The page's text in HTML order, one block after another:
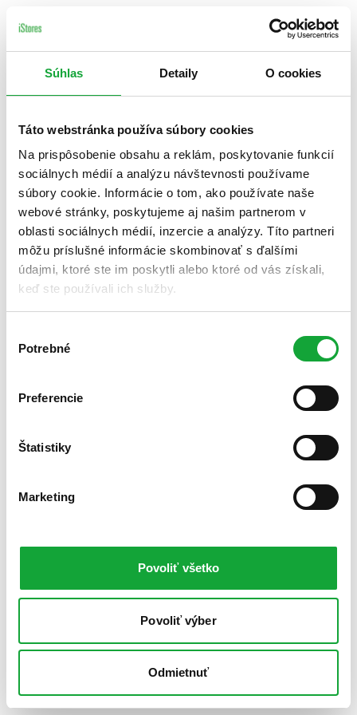
Súhlas Detaily O cookies
Táto webstránka používa súbory cookies
Na prispôsobenie obsahu a reklám, poskytovanie funkcií
sociálnych médií a analýzu návštevnosti používame
súbory cookie. Informácie o tom, ako používate naše
webové stránky, poskytujeme aj našim partnerom v
oblasti sociálnych médií, inzercie a analýzy. Títo partneri
môžu príslušné informácie skombinovať s ďalšími
údajmi, ktoré ste im poskytli alebo ktoré od vás získali,
keď ste používali ich služby.
súhlasu
Potrebné
Preferencie
Štatistiky
Marketing
Povoliť všetko
Povoliť výber
Odmietnuť